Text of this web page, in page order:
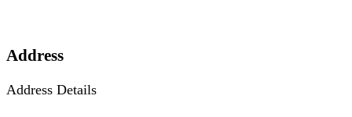
Address
Address Details